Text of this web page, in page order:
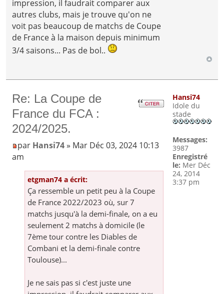
impression, il faudrait comparer aux
autres clubs, mais je trouve qu'on ne
voit pas beaucoup de matchs de Coupe
de France à la maison depuis minimum
3/4 saisons... Pas de bol..
Re: La Coupe de
France du FCA :
2024/2025.
par Hansi74» Mar Déc 03, 2024 10:13
am
etgman74 a écrit:
Ça ressemble un petit peu à la Coupe
de France 2022/2023 où, sur 7
matchs jusqu'à la demi-finale, on a eu
seulement 2 matchs à domicile (le
7ème tour contre les Diables de
Combani et la demi-finale contre
Toulouse)...
Je ne sais pas si c'est juste une
Hansi74
Idole du
stade
Messages:
3987
Enregistré
le: Mer Déc
24, 2014
3:37 pm